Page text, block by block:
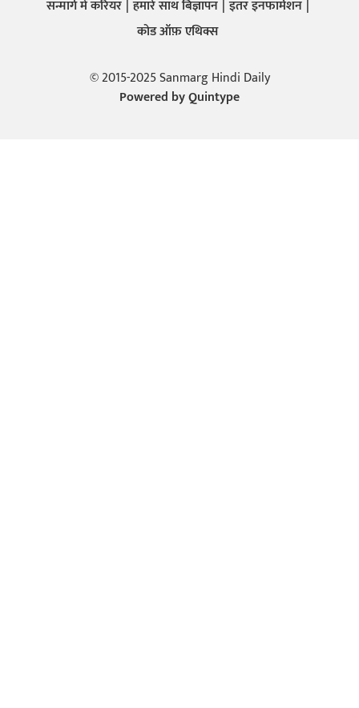
सन्मार्ग में करियर हमारे साथ बिज्ञापन इतर इनफार्मेशन
कोड ऑफ़ एथिक्स
© 2015-2025 Sanmarg Hindi Daily
Powered byQuintype